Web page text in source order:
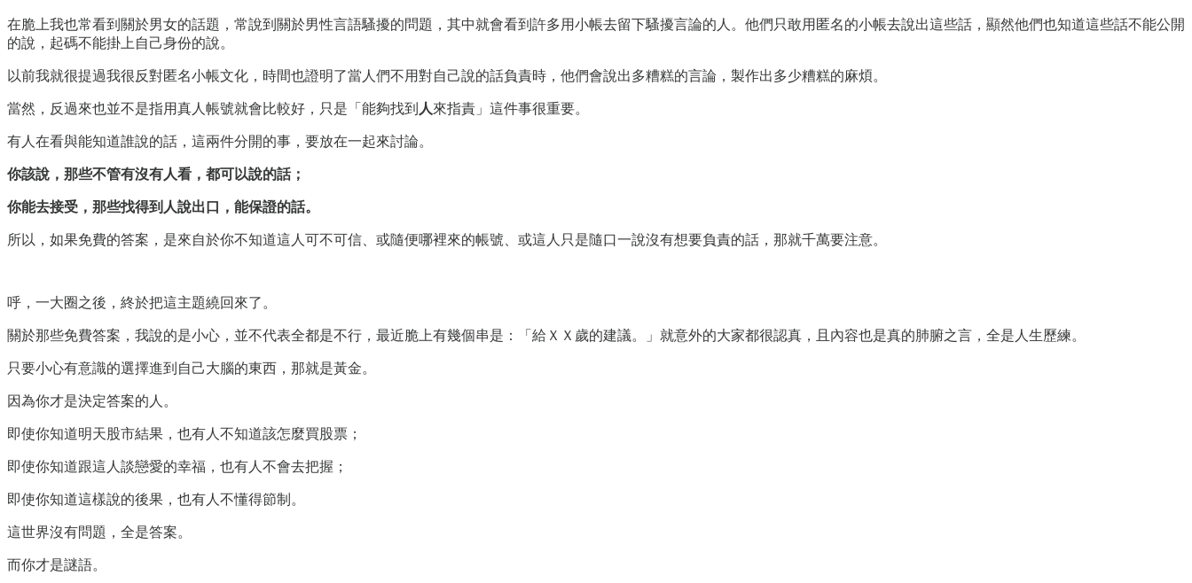
在脆上我也常看到關於男女的話題，常說到關於男性言語騷擾的問題，其中就會看到許多用小帳去留下騷擾言論的人。他們只敢用匿名的小帳去說出這些話，顯然他們也知道這些話不能公開
的說，起碼不能掛上自己身份的說。
以前我就很提過我很反對匿名小帳文化，時間也證明了當人們不用對自己說的話負責時，他們會說出多糟糕的言論，製作出多少糟糕的麻煩。
當然，反過來也並不是指用真人帳號就會比較好，只是「能夠找到 人來指責」這件事很重要。
有人在看與能知道誰說的話，這兩件分開的事，要放在一起來討論。
你該說，那些不管有沒有人看，都可以說的話；
你能去接受，那些找得到人說出口，能保證的話。
所以，如果免費的答案，是來自於你不知道這人可不可信、或隨便哪裡來的帳號、或這人只是隨口一說沒有想要負責的話，那就千萬要注意。
呼，一大圈之後，終於把這主題繞回來了。
關於那些免費答案，我說的是小心，並不代表全都是不行，最近脆上有幾個串是：「給ＸＸ歲的建議。」就意外的大家都很認真，且內容也是真的肺腑之言，全是人生歷練。
只要小心有意識的選擇進到自己大腦的東西，那就是黃金。
因為你才是決定答案的人。
即使你知道明天股市結果，也有人不知道該怎麼買股票；
即使你知道跟這人談戀愛的幸福，也有人不會去把握；
即使你知道這樣說的後果，也有人不懂得節制。
這世界沒有問題，全是答案。
而你才是謎語。